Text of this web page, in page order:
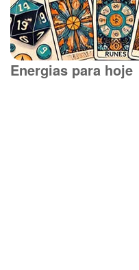
Energias para hoje